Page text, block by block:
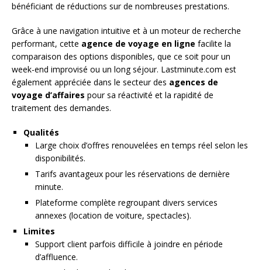
bénéficiant de réductions sur de nombreuses prestations.
Grâce à une navigation intuitive et à un moteur de recherche
performant, cette agence de voyage en ligne facilite la
comparaison des options disponibles, que ce soit pour un
week-end improvisé ou un long séjour. Lastminute.com est
également appréciée dans le secteur des agences de
voyage d’affaires pour sa réactivité et la rapidité de
traitement des demandes.
Qualités
Large choix d’offres renouvelées en temps réel selon les
disponibilités.
Tarifs avantageux pour les réservations de dernière
minute.
Plateforme complète regroupant divers services
annexes (location de voiture, spectacles).
Limites
Support client parfois difficile à joindre en période
d’affluence.